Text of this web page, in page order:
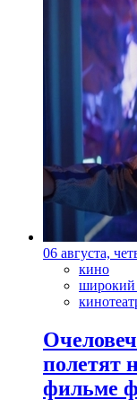
06 августа,
кино
широкий
полетят
фильме